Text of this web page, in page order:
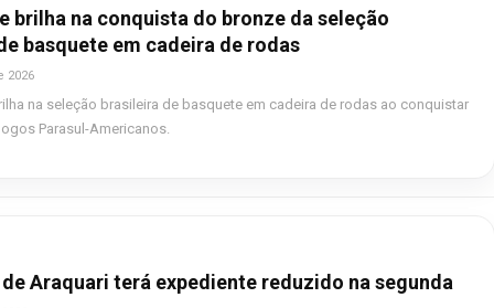
brilha na conquista do bronze da seleção
basquete em cadeira de rodas
2026
na seleção brasileira de basquete em cadeira de rodas ao conquistar
Parasul-Americanos.
Araquari terá expediente reduzido na segunda